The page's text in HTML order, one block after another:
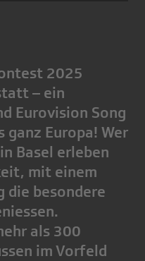
2025
– ein
Eurovision Song
ganz Europa! Wer
Basel erleben
mit einem
die besondere
als 300
im Vorfeld